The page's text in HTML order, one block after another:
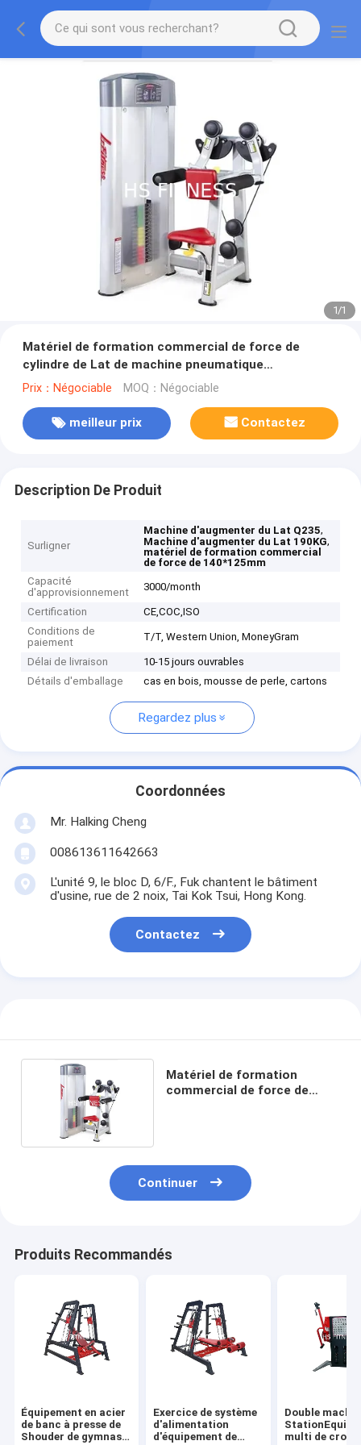
1/1
Matériel de formation commercial de force de
cylindre de Lat de machine pneumatique
d'augmenter
Prix：Négociable MOQ：Négociable
meilleur prix Contactez
Description De Produit
Surligner
Machine d'augmenter du Lat Q235,
Machine d'augmenter du Lat 190KG,
matériel de formation commercial
de force de 140*125mm
Capacité
d'approvisionnement
3000/month
Certification
CE,COC,ISO
Conditions de
paiement
T/T, Western Union, MoneyGram
Délai de livraison
10-15 jours ouvrables
Détails d'emballage
cas en bois, mousse de perle, cartons
Regardez plus
Coordonnées
Mr. Halking Cheng
008613611642663
L'unité 9, le bloc D, 6/F., Fuk chantent le bâtiment
d'usine, rue de 2 noix, Tai Kok Tsui, Hong Kong.
Contactez
Matériel de formation
commercial de force de
Continuer
Produits Recommandés
Équipement en acier
de banc à presse de
Shouder de gymnase
Exercice de système
d'alimentation
d'équipement de
Double
multi de croix